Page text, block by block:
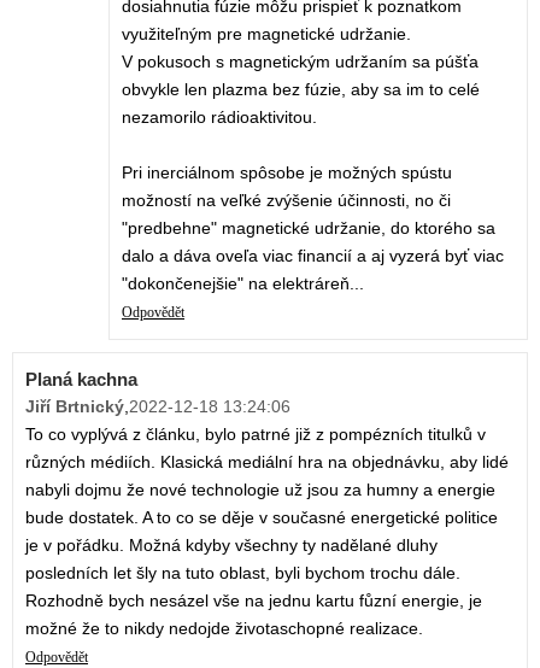
dosiahnutia fúzie môžu prispieť k poznatkom
využiteľným pre magnetické udržanie.
V pokusoch s magnetickým udržaním sa púšťa
obvykle len plazma bez fúzie, aby sa im to celé
nezamorilo rádioaktivitou.
Pri inerciálnom spôsobe je možných spústu
možností na veľké zvýšenie účinnosti, no či
"predbehne" magnetické udržanie, do ktorého sa
dalo a dáva oveľa viac financií a aj vyzerá byť viac
"dokončenejšie" na elektráreň...
Odpovědět
Planá kachna
Jiří Brtnický 2022-12-18 13:24:06
To co vyplývá z článku, bylo patrné již z pompézních titulků v
různých médiích. Klasická mediální hra na objednávku, aby lidé
nabyli dojmu že nové technologie už jsou za humny a energie
bude dostatek. A to co se děje v současné energetické politice
je v pořádku. Možná kdyby všechny ty nadělané dluhy
posledních let šly na tuto oblast, byli bychom trochu dále.
Rozhodně bych nesázel vše na jednu kartu fůzní energie, je
možné že to nikdy nedojde životaschopné realizace.
Odpovědět